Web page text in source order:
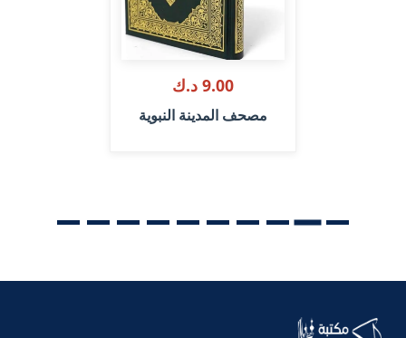
9.00 د.ك
مصحف المدينة النبوية